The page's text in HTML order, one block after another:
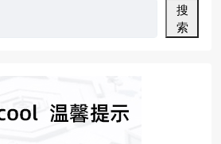
搜
索